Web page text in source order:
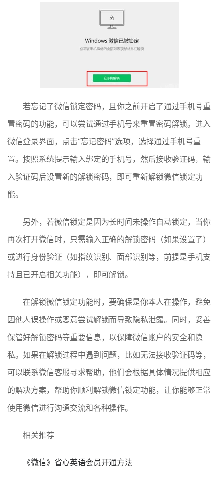
若忘记了微信锁定密码，且你之前开启了通过手机号重
置密码的功能，可以尝试通过手机号来重置密码解锁。进入
微信登录界面，点击“忘记密码”选项，选择通过手机号重
置。按照系统提示输入绑定的手机号，然后接收验证码，输
入验证码后设置新的解锁密码，即可重新解锁微信锁定功
能。
另外，若微信锁定是因为长时间未操作自动锁定，当你
再次打开微信时，只需输入正确的解锁密码（如果设置了）
或进行身份验证（如指纹识别、面部识别等，前提是手机支
持且已开启相关功能），即可解锁。
在解锁微信锁定功能时，要确保是你本人在操作，避免
因他人误操作或恶意尝试解锁而导致隐私泄露。同时，妥善
保管好解锁密码等重要信息，以保障微信账户的安全和隐
私。如果在解锁过程中遇到问题，比如无法接收验证码等，
可以联系微信客服寻求帮助，他们会根据具体情况提供相应
的解决方案，帮助你顺利解锁微信锁定功能，让你能够正常
使用微信进行沟通交流和各种操作。
相关推荐
《微信》省心英语会员开通方法